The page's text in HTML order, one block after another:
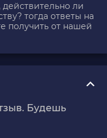
ли
тогда ответы на
получить от нашей
Будешь